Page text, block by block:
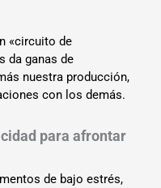
«circuito de
da ganas de
nuestra producción,
con los demás.
para afrontar
de bajo estrés,